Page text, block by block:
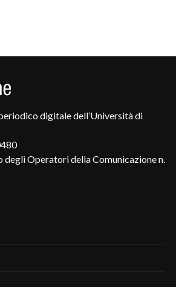
digitale dell’Università di
degli Operatori della Comunicazione n.